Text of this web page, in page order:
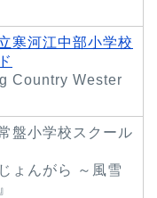
寒河江中部小学校
Country Wester
盤小学校スクール
ょんがら ～風雪